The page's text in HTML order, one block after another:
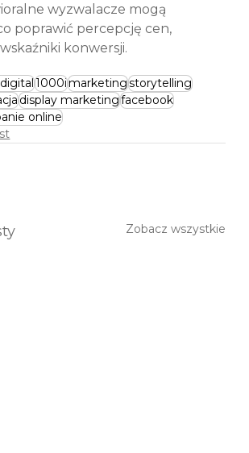
wyzwalacze mogą
poprawić percepcję cen,
konwersji.
1000imarketingstorytelling
display marketingfacebook
online
Zobacz wszystkie